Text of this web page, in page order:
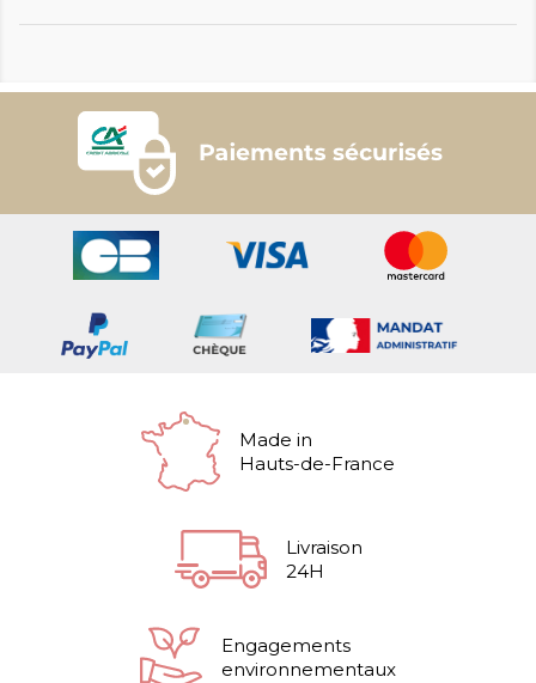
Made in
Hauts-de-France
Livraison
24H
Engagements
environnementaux